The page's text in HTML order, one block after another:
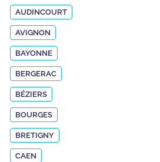
AUDINCOURT
AVIGNON
BAYONNE
BERGERAC
BÉZIERS
BOURGES
BRETIGNY
CAEN